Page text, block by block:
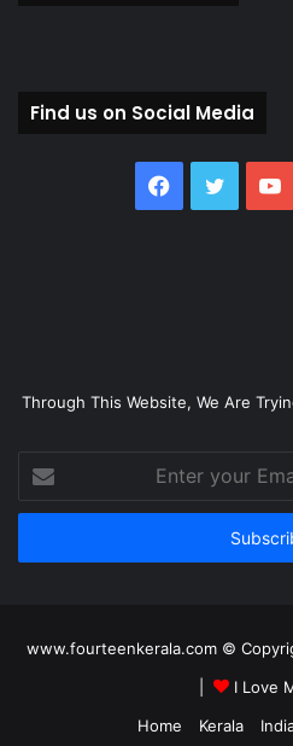
Find us on Social Media
Facebook
Twitter
Through This Website, We Are
your
Email
www.fourteenkerala.com ©
I Love
Home
Kerala